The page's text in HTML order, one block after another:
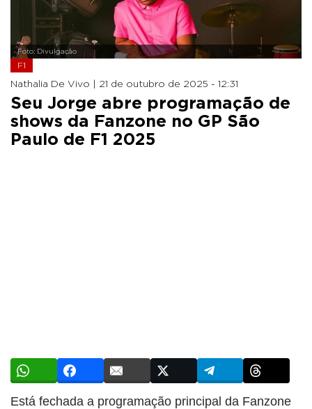
Foto: Divulgação
F1
Nathalia De Vivo | 21 de outubro de 2025 - 12:31
Seu Jorge abre programação de
shows da Fanzone no GP São
Paulo de F1 2025
Está fechada a programação principal da Fanzone